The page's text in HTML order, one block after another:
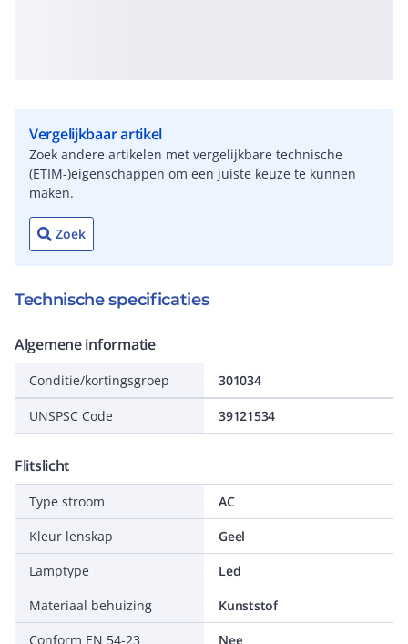
Vergelijkbaar artikel
Zoek andere artikelen met vergelijkbare technische
(ETIM-)eigenschappen om een juiste keuze te kunnen
maken.
Zoek
Technische specificaties
Algemene informatie
Conditie/kortingsgroep 301034
UNSPSC Code 39121534
Flitslicht
Type stroom
AC
Kleur lenskap
Geel
Lamptype
Led
Materiaal behuizing
Kunststof
Conform EN 54-23
Nee